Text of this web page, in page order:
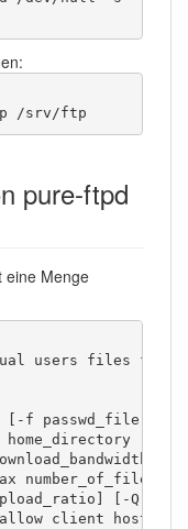
/srv/ftp
pure-ftpd
eine Menge
users files for
f passwd_file] [-
[-c
number_of_files]
[-Q
client host>/